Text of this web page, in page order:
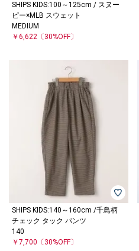
SHIPS KIDS:100～125cm / スヌー
ピー×MLB スウェット
MEDIUM
￥6,622〔30%OFF〕
SHIPS KIDS:140～160cm /千鳥柄
チェック タック パンツ
140
￥7,700 〔30%OFF〕